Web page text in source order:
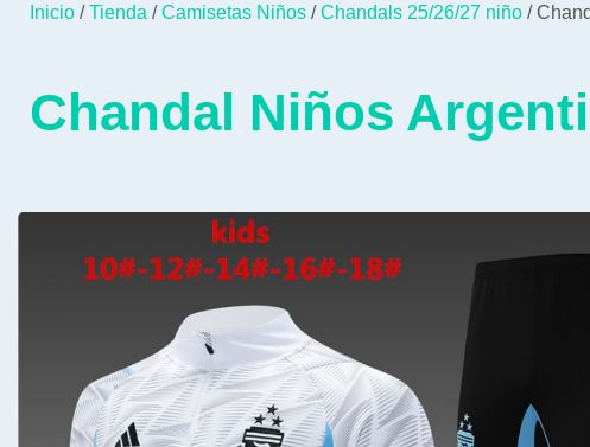
Inicio /Tienda /Camisetas Niños /Chandals 25/26/27 niño /
Chandal Niños